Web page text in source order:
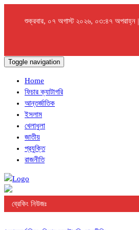
শুক্রবার, ০৭ অগাস্ট ২০২৬, ০৩:৪৭ অপরাহ্ন |
Toggle navigation
Home
ফিচার ক্যাটাগরি
আন্তর্জাতিক
ইসলাম
খেলাধুলা
জাতীয়
প্রযুক্তি
রাজনীতি
ব্রেকিং নিউজঃ